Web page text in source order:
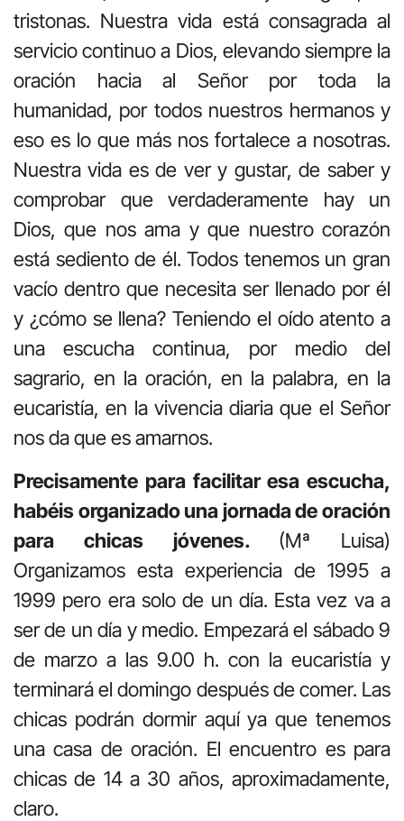
tristonas. Nuestra vida está consagrada al
servicio continuo a Dios, elevando siempre la
oración hacia al Señor por toda la
humanidad, por todos nuestros hermanos y
eso es lo que más nos fortalece a nosotras.
Nuestra vida es de ver y gustar, de saber y
comprobar que verdaderamente hay un
Dios, que nos ama y que nuestro corazón
está sediento de él. Todos tenemos un gran
vacío dentro que necesita ser llenado por él
y ¿cómo se llena? Teniendo el oído atento a
una escucha continua, por medio del
sagrario, en la oración, en la palabra, en la
eucaristía, en la vivencia diaria que el Señor
nos da que es amarnos.
Precisamente para facilitar esa escucha,
habéis organizado una jornada de oración
para chicas jóvenes. (Mª Luisa)
Organizamos esta experiencia de 1995 a
1999 pero era solo de un día. Esta vez va a
ser de un día y medio. Empezará el sábado 9
de marzo a las 9.00 h. con la eucaristía y
terminará el domingo después de comer. Las
chicas podrán dormir aquí ya que tenemos
una casa de oración. El encuentro es para
chicas de 14 a 30 años, aproximadamente,
claro.